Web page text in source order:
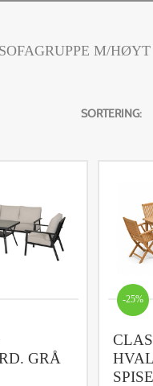
SOFAGRUPPE M/
SORTERING:
GRÅ
-25%